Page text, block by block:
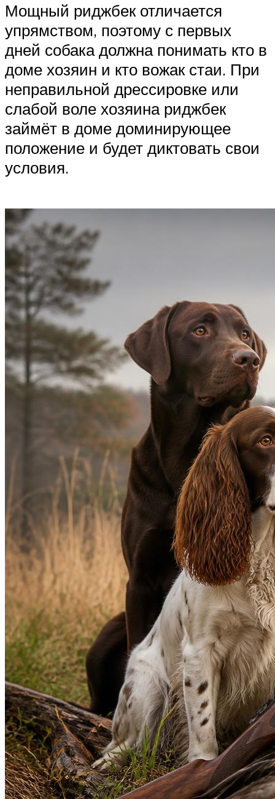
Мощный риджбек отличается
упрямством, поэтому с первых
дней собака должна понимать кто в
доме хозяин и кто вожак стаи. При
неправильной дрессировке или
слабой воле хозяина риджбек
займёт в доме доминирующее
положение и будет диктовать свои
условия.